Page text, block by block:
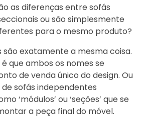
as diferenças entre sofás
ou são simplesmente
para o mesmo produto?
são exatamente a mesma coisa.
que ambos os nomes se
de venda único do design. Ou
de sofás independentes
‘módulos’ ou ‘seções’ que se
a peça final do móvel.